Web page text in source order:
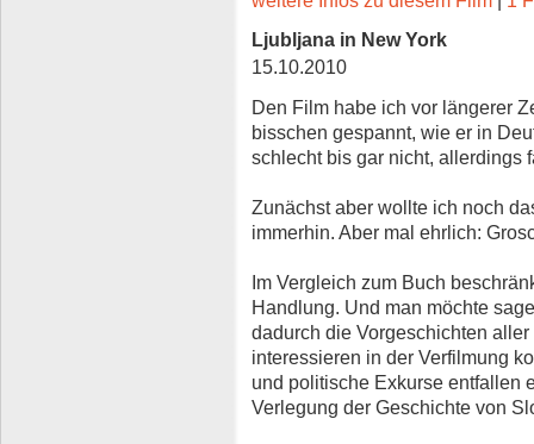
Ljubljana in New York
15.10.2010
Den Film habe ich vor längerer
bisschen gespannt, wie er in
schlecht bis gar nicht, allerdings
Zunächst aber wollte ich noch
immerhin. Aber mal ehrlich:
Im Vergleich zum Buch
Handlung. Und man möchte
dadurch die Vorgeschichten
interessieren in der Verfilmung
und politische Exkurse entfallen
Verlegung der Geschichte von